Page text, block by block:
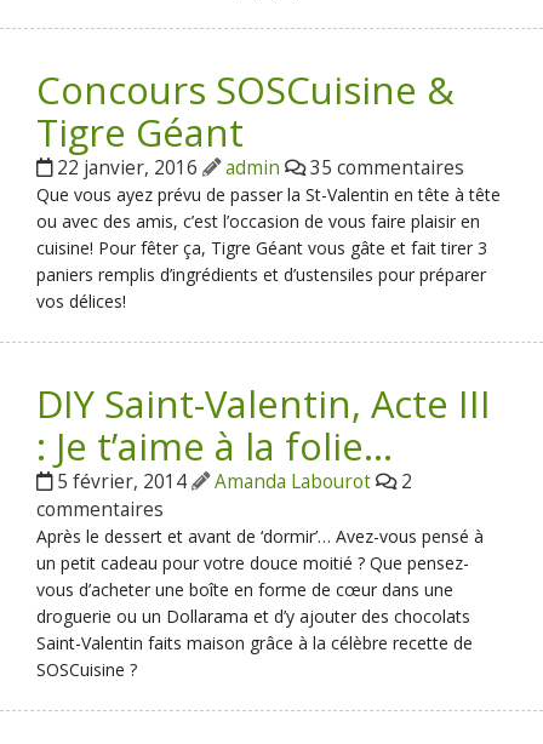
Concours SOSCuisine &
Tigre Géant
22 janvier, 2016 admin 35 commentaires
Que vous ayez prévu de passer la St-Valentin en tête à tête
ou avec des amis, c’est l’occasion de vous faire plaisir en
cuisine! Pour fêter ça, Tigre Géant vous gâte et fait tirer 3
paniers remplis d’ingrédients et d’ustensiles pour préparer
vos délices!
DIY Saint-Valentin, Acte III
: Je t’aime à la folie…
5 février, 2014 Amanda Labourot
2
commentaires
Après le dessert et avant de ‘dormir’… Avez-vous pensé à
un petit cadeau pour votre douce moitié ? Que pensez-
vous d’acheter une boîte en forme de cœur dans une
droguerie ou un Dollarama et d’y ajouter des chocolats
Saint-Valentin faits maison grâce à la célèbre recette de
SOSCuisine ?